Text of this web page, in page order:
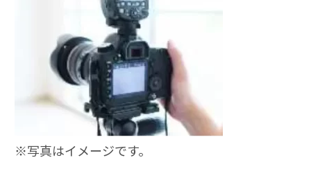
※写真はイメージです。